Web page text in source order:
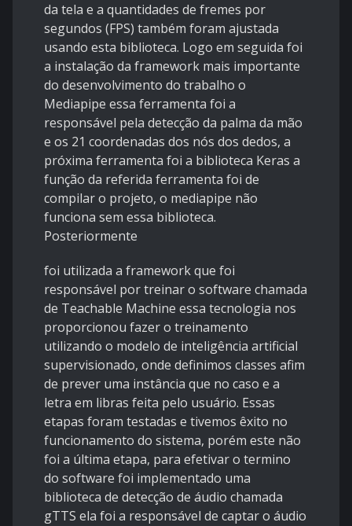
da tela e a quantidades de fremes por
segundos (FPS) também foram ajustada
usando esta biblioteca. Logo em seguida foi
a instalação da framework mais importante
do desenvolvimento do trabalho o
Mediapipe essa ferramenta foi a
responsável pela detecção da palma da mão
e os 21 coordenadas dos nós dos dedos, a
próxima ferramenta foi a biblioteca Keras a
função da referida ferramenta foi de
compilar o projeto, o mediapipe não
funciona sem essa biblioteca.
Posteriormente
foi utilizada a framework que foi
responsável por treinar o software chamada
de Teachable Machine essa tecnologia nos
proporcionou fazer o treinamento
utilizando o modelo de inteligência artificial
supervisionado, onde definimos classes afim
de prever uma instância que no caso e a
letra em libras feita pelo usuário. Essas
etapas foram testadas e tivemos êxito no
funcionamento do sistema, porém este não
foi a última etapa, para efetivar o termino
do software foi implementado uma
biblioteca de detecção de áudio chamada
gTTS ela foi a responsável de captar o áudio